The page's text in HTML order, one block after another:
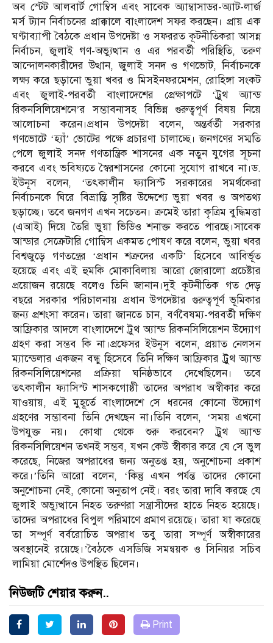
অব স্টেট আলবার্ট গোম্বিস এবং সাবেক অ্যাম্বাসাডর-অ্যাট-লার্জ
মর্স ট্যান নির্বাচনের প্রাক্কালে বাংলাদেশ সফর করছেন। প্রায় এক
ঘণ্টাব্যাপী বৈঠকে প্রধান উপদেষ্টা ও সফররত কূটনীতিকরা আসন্ন
নির্বাচন, জুলাই গণ-অভ্যুত্থান ও এর পরবর্তী পরিস্থিতি, তরুণ
আন্দোলনকারীদের উত্থান, জুলাই সনদ ও গণভোট, নির্বাচনকে
লক্ষ্য করে ছড়ানো ভুয়া খবর ও মিসইনফরমেশন, রোহিঙ্গা সংকট
এবং জুলাই-পরবর্তী বাংলাদেশের প্রেক্ষাপটে ‘ট্রুথ অ্যান্ড
রিকনসিলিয়েশনে’র সম্ভাবনাসহ বিভিন্ন গুরুত্বপূর্ণ বিষয় নিয়ে
আলোচনা করেন।প্রধান উপদেষ্টা বলেন, অন্তর্বর্তী সরকার
গণভোটে ‘হ্যাঁ’ ভোটের পক্ষে প্রচারণা চালাচ্ছে। জনগণের সম্মতি
পেলে জুলাই সনদ গণতান্ত্রিক শাসনের এক নতুন যুগের সূচনা
করবে এবং ভবিষ্যতে স্বৈরশাসনের কোনো সুযোগ রাখবে না।ড.
ইউনূস বলেন, ‘তৎকালীন ফ্যাসিস্ট সরকারের সমর্থকেরা
নির্বাচনকে ঘিরে বিভ্রান্তি সৃষ্টির উদ্দেশ্যে ভুয়া খবর ও অপতথ্য
ছড়াচ্ছে। তবে জনগণ এখন সচেতন। ক্রমেই তারা কৃত্রিম বুদ্ধিমত্তা
(এআই) দিয়ে তৈরি ভুয়া ভিডিও শনাক্ত করতে পারছে।সাবেক
আন্ডার সেক্রেটারি গোম্বিস একমত পোষণ করে বলেন, ভুয়া খবর
বিশ্বজুড়ে গণতন্ত্রের ‘প্রধান শত্রুদের একটি’ হিসেবে আবির্ভূত
হয়েছে এবং এই হুমকি মোকাবিলায় আরো জোরালো প্রচেষ্টার
প্রয়োজন রয়েছে বলেও তিনি জানান।দুই কূটনীতিক গত দেড়
বছরে সরকার পরিচালনায় প্রধান উপদেষ্টার গুরুত্বপূর্ণ ভূমিকার
জন্য প্রশংসা করেন। তারা জানতে চান, বর্ণবৈষম্য-পরবর্তী দক্ষিণ
আফ্রিকার আদলে বাংলাদেশে ট্রুথ অ্যান্ড রিকনসিলিয়েশন উদ্যোগ
গ্রহণ করা সম্ভব কি না।প্রফেসর ইউনূস বলেন, প্রয়াত নেলসন
ম্যান্ডেলার একজন বন্ধু হিসেবে তিনি দক্ষিণ আফ্রিকার ট্রুথ অ্যান্ড
রিকনসিলিয়েশনের প্রক্রিয়া ঘনিষ্ঠভাবে দেখেছিলেন। তবে
তৎকালীন ফ্যাসিস্ট শাসকগোষ্ঠী তাদের অপরাধ অস্বীকার করে
যাওয়ায়, এই মুহূর্তে বাংলাদেশে সে ধরনের কোনো উদ্যোগ
গ্রহণের সম্ভাবনা তিনি দেখছেন না।তিনি বলেন, ‘সময় এখনো
উপযুক্ত নয়। কোথা থেকে শুরু করবেন? ট্রুথ অ্যান্ড
রিকনসিলিয়েশন তখনই সম্ভব, যখন কেউ স্বীকার করে যে সে ভুল
করেছে, নিজের অপরাধের জন্য অনুতপ্ত হয়, অনুশোচনা প্রকাশ
করে।’তিনি আরো বলেন, ‘কিন্তু এখন পর্যন্ত তাদের কোনো
অনুশোচনা নেই, কোনো অনুতাপ নেই। বরং তারা দাবি করছে যে
জুলাই অভ্যুত্থানে নিহত তরুণরা সন্ত্রাসীদের হাতে নিহত হয়েছে।
তাদের অপরাধের বিপুল পরিমাণে প্রমাণ রয়েছে। তারা যা করেছে
তা সম্পূর্ণ বর্বরোচিত অপরাধ তবু তারা সম্পূর্ণ অস্বীকারের
অবস্থানেই রয়েছে।’বৈঠকে এসডিজি সমন্বয়ক ও সিনিয়র সচিব
লামিয়া মোর্শেদও উপস্থিত ছিলেন।
নিউজটি শেয়ার করুন..
Print